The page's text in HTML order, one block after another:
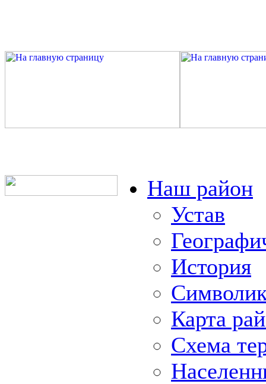
Наш район
Устав
История
Карта
Схема